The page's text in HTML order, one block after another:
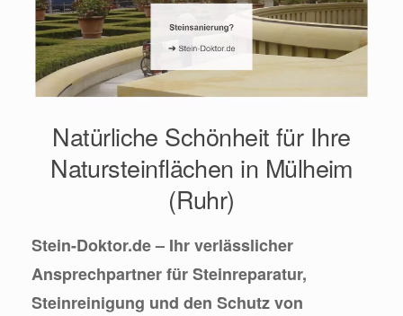
Natürliche Schönheit für Ihre
Natursteinflächen in Mülheim
(Ruhr)
Stein-Doktor.de – Ihr verlässlicher
Ansprechpartner für Steinreparatur,
Steinreinigung und den Schutz von